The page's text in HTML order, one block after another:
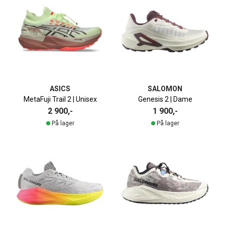
ASICS
MetaFuji Trail 2 | Unisex
2 900,-
På lager
SALOMON
Genesis 2 | Dame
1 900,-
På lager